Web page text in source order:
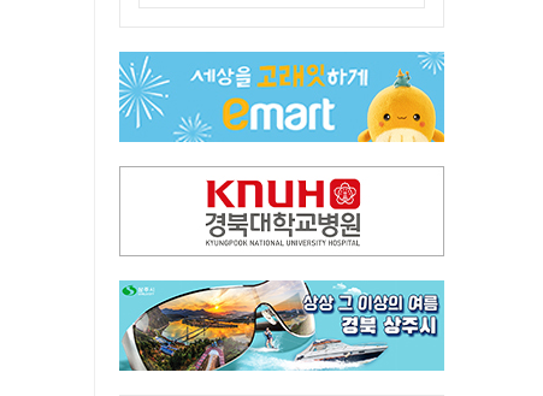
이의준 전 경북도 새마을봉사과장, 제28대 울릉군 부군수 취임
"상법개정해도 주주가 '봉'"…하이닉스 솔리다임 상장설에 술렁[개미와글와글]
전북 경찰 간부 '女교사 몰카' 아들 폰 부수고…"처벌 못하는 사안" 내부망에 글